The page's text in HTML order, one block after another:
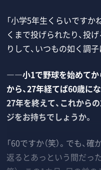
「小学5年生くらいです
くまで投げられたり、投
りして、いつもの如く調子
――小1で野球を始めてか
から、27年経てば60歳に
27年を終えて、これから
ジをお持ちでしょうか。
「60ですか（笑）。でも、
返るとあっという間だっ